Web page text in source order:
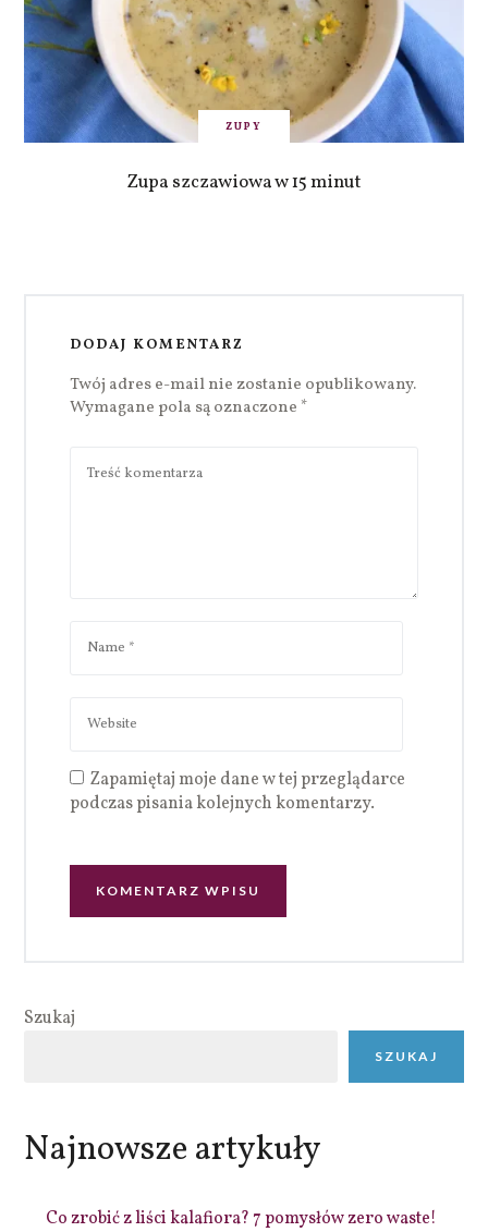
ZUPY
Zupa szczawiowa w 15 minut
DODAJ KOMENTARZ
Twój adres e-mail nie zostanie opublikowany.
Wymagane pola są oznaczone *
Zapamiętaj moje dane w tej przeglądarce
podczas pisania kolejnych komentarzy.
Szukaj
SZUKAJ
Najnowsze artykuły
Co zrobić z liści kalafiora? 7 pomysłów zero waste!